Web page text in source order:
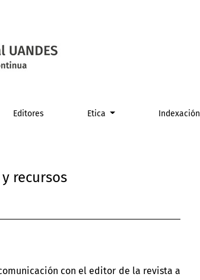
Editores Etica Indexación
recursos
con el editor de la revista a